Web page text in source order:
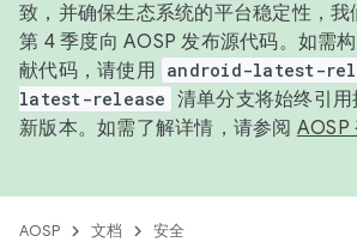
致，并确保生态系统的平台稳定性，我
第 4 季度向 AOSP 发布源代码。如需
献代码，请使用 android-latest-
latest-release 清单分支将始终引
新版本。如需了解详情，请参阅 AOSP
AOSP 文档 安全